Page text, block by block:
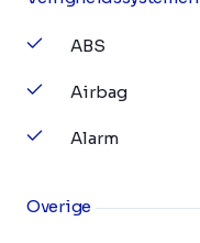
ABS
Airbag
Alarm
Overige